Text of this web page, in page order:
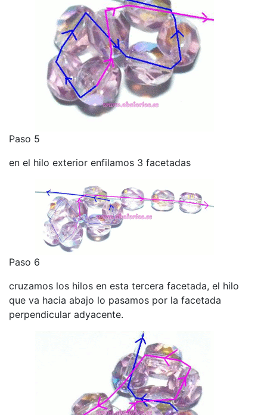
Paso 5
en el hilo exterior enfilamos 3 facetadas
Paso 6
cruzamos los hilos en esta tercera facetada, el hilo
que va hacia abajo lo pasamos por la facetada
perpendicular adyacente.